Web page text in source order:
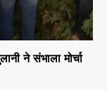
ने संभाला मोर्चा